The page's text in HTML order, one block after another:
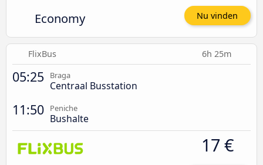
Economy Nu vinden
FlixBus 6h 25m
05:25 Braga
Centraal Busstation
11:50 Peniche
Bushalte
17 €